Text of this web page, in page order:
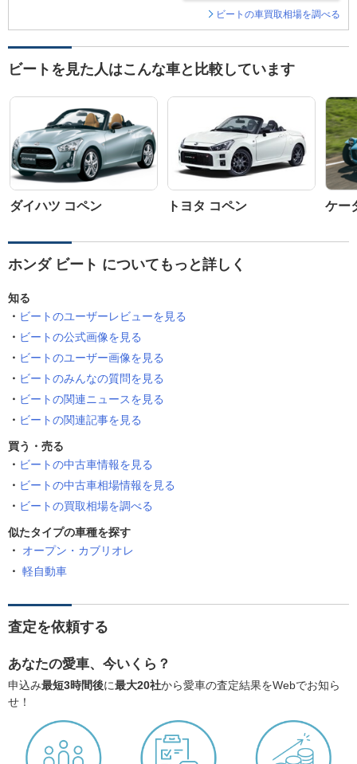
ビートの車買取相場を調べる
ビートを見た人はこんな車と比較しています
ダイハツ コペン トヨタ コペン ケー
ホンダ ビート についてもっと詳しく
知る
ビートのユーザーレビューを見る
ビートの公式画像を見る
ビートのユーザー画像を見る
ビートのみんなの質問を見る
ビートの関連ニュースを見る
ビートの関連記事を見る
買う・売る
ビートの中古車情報を見る
ビートの中古車相場情報を見る
ビートの買取相場を調べる
似たタイプの車種を探す
オープン・カブリオレ
軽自動車
査定を依頼する
あなたの愛車、今いくら？
申込み最短3時間後に最大20社から愛車の査定結果をWebでお知ら
せ！